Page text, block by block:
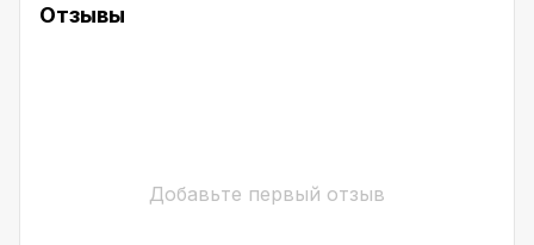
Отзывы
Добавьте первый отзыв